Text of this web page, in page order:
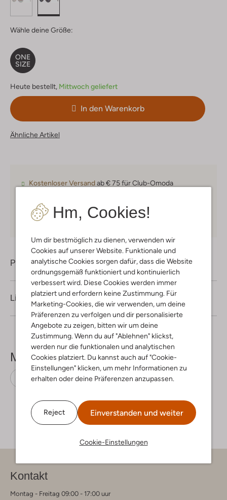
Hm, Cookies!
Um dir bestmöglich zu dienen, verwenden wir
Cookies auf unserer Website. Funktionale und
analytische Cookies sorgen dafür, dass die Website
ordnungsgemäß funktioniert und kontinuierlich
verbessert wird. Diese Cookies werden immer
platziert und erfordern keine Zustimmung. Für
Marketing-Cookies, die wir verwenden, um deine
Präferenzen zu verfolgen und dir personalisierte
Angebote zu zeigen, bitten wir um deine
Zustimmung. Wenn du auf "Ablehnen" klickst,
werden nur die funktionalen und analytischen
Cookies platziert. Du kannst auch auf "Cookie-
Einstellungen" klicken, um mehr Informationen zu
erhalten oder deine Präferenzen anzupassen.
Reject Einverstanden und weiter
Cookie-Einstellungen
Wähle deine Größe:
ONE
SIZE
Heute bestellt, Mittwoch geliefert
In den Warenkorb
Ähnliche Artikel
Kostenloser Versandab € 75 für Club-Omoda
Kauf auf Rechnung 30 TagenRückgaberecht
Produktinformation
Lieferung & Rückgabe
Mehr sehen
Sonnenbrillen Komono Plastik
Kontakt
Montag - Freitag 09:00 - 17:00 uur